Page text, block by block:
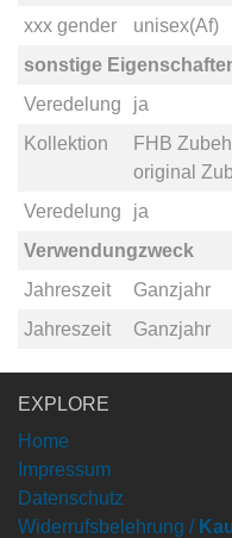
xxx gender
unisex(Af)
sonstige
Veredelung
ja
Kollektion
FHB
original
Veredelung
ja
Verwendungzweck
Jahreszeit
Ganzjahr
Jahreszeit
Ganzjahr
EXPLORE
Home
Impressum
Datenschutz
Widerrufsbelehrung /